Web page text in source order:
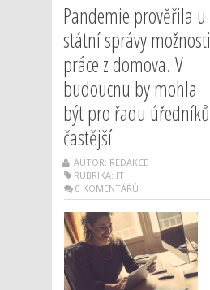
Pandemie prověřila u
státní správy možnosti
práce z domova. V
budoucnu by mohla
být pro řadu úředníků
častější
AUTOR: REDAKCE
RUBRIKA: IT
0 KOMENTÁŘŮ